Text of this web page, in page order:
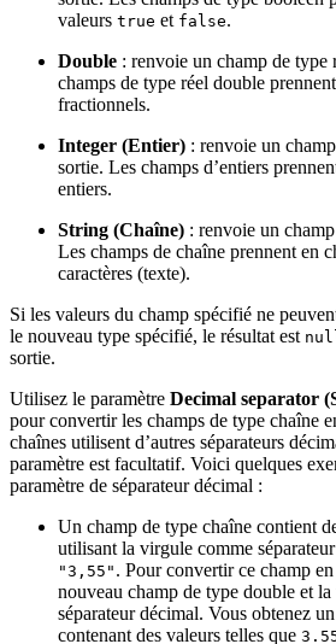
valeurs true et false.
Double : renvoie un champ de type
champs de type réel double
fractionnels.
Integer (Entier) : renvoie un
sortie. Les champs d’entiers
entiers.
String (Chaîne) : renvoie un
Les champs de chaîne prennent en
caractères (texte).
Si les valeurs du champ spécifié ne
le nouveau type spécifié, le résultat est
sortie.
Utilisez le paramètre Decimal separator
pour convertir les champs de type chaîne
chaînes utilisent d’autres séparateurs
paramètre est facultatif. Voici quelques
paramètre de séparateur décimal :
Un champ de type chaîne contient
utilisant la virgule comme
"3,55" . Pour convertir ce champ
nouveau champ de type double et
séparateur décimal. Vous obtenez
contenant des valeurs telles que